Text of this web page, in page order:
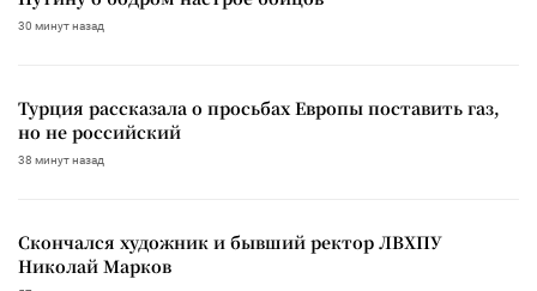
30 минут назад
Турция рассказала о просьбах Европы поставить газ,
но не российский
38 минут назад
Скончался художник и бывший ректор ЛВХПУ
Николай Марков